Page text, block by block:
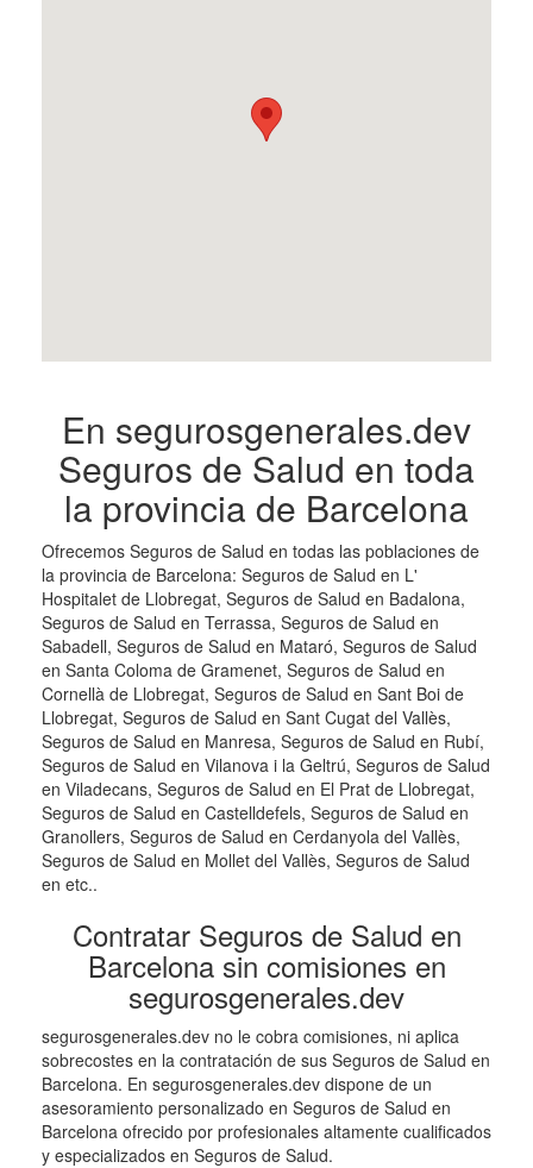
En segurosgenerales.dev
Seguros de Salud en toda
la provincia de Barcelona
Ofrecemos Seguros de Salud en todas las poblaciones de
la provincia de Barcelona: Seguros de Salud en L'
Hospitalet de Llobregat, Seguros de Salud en Badalona,
Seguros de Salud en Terrassa, Seguros de Salud en
Sabadell, Seguros de Salud en Mataró, Seguros de Salud
en Santa Coloma de Gramenet, Seguros de Salud en
Cornellà de Llobregat, Seguros de Salud en Sant Boi de
Llobregat, Seguros de Salud en Sant Cugat del Vallès,
Seguros de Salud en Manresa, Seguros de Salud en Rubí,
Seguros de Salud en Vilanova i la Geltrú, Seguros de Salud
en Viladecans, Seguros de Salud en El Prat de Llobregat,
Seguros de Salud en Castelldefels, Seguros de Salud en
Granollers, Seguros de Salud en Cerdanyola del Vallès,
Seguros de Salud en Mollet del Vallès, Seguros de Salud
en etc..
Contratar Seguros de Salud en
Barcelona sin comisiones en
segurosgenerales.dev
segurosgenerales.dev no le cobra comisiones, ni aplica
sobrecostes en la contratación de sus Seguros de Salud en
Barcelona. En segurosgenerales.dev dispone de un
asesoramiento personalizado en Seguros de Salud en
Barcelona ofrecido por profesionales altamente cualificados
y especializados en Seguros de Salud.